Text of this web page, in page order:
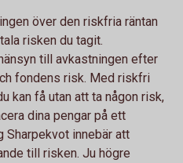
över den riskfria räntan
risken du tagit.
till avkastningen efter
fondens risk. Med riskfri
kan få utan att ta någon risk,
dina pengar på ett
Sharpekvot innebär att
till risken. Ju högre